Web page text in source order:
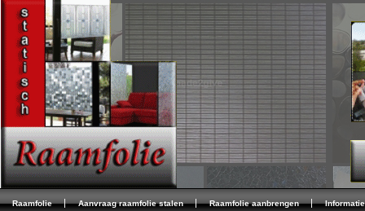
Raamfolie Aanvraag raamfolie stalen Raamfolie aanbrengen Informatie